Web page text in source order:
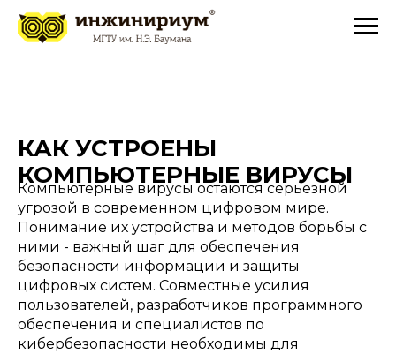
КАК УСТРОЕНЫ
КОМПЬЮТЕРНЫЕ ВИРУСЫ
Компьютерные вирусы остаются серьезной
угрозой в современном цифровом мире.
Понимание их устройства и методов борьбы с
ними - важный шаг для обеспечения
безопасности информации и защиты
цифровых систем. Совместные усилия
пользователей, разработчиков программного
обеспечения и специалистов по
кибербезопасности необходимы для